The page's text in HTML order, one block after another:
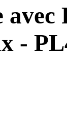
avec
-